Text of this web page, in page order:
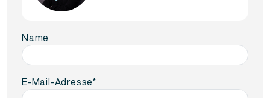
Name
E-Mail-Adresse*